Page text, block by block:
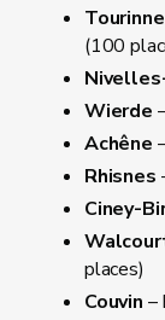
(100
Wierde
Achêne
Rhisnes
Ciney-
places)
Couvin –